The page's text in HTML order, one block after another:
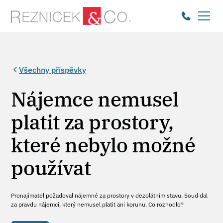
Všechny příspěvky
Nájemce nemusel
platit za prostory,
které nebylo možné
používat
Pronajímatel požadoval nájemné za prostory v dezolátním stavu. Soud dal
za pravdu nájemci, který nemusel platit ani korunu. Co rozhodlo?